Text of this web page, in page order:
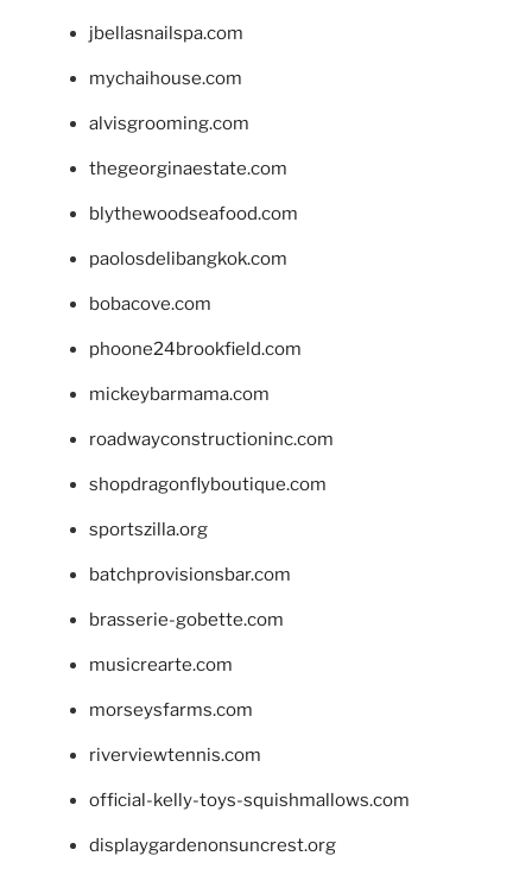
jbellasnailspa.com
mychaihouse.com
alvisgrooming.com
thegeorginaestate.com
blythewoodseafood.com
paolosdelibangkok.com
bobacove.com
phoone24brookfield.com
mickeybarmama.com
roadwayconstructioninc.com
shopdragonflyboutique.com
sportszilla.org
batchprovisionsbar.com
brasserie-gobette.com
musicrearte.com
morseysfarms.com
riverviewtennis.com
official-kelly-toys-squishmallows.com
displaygardenonsuncrest.org